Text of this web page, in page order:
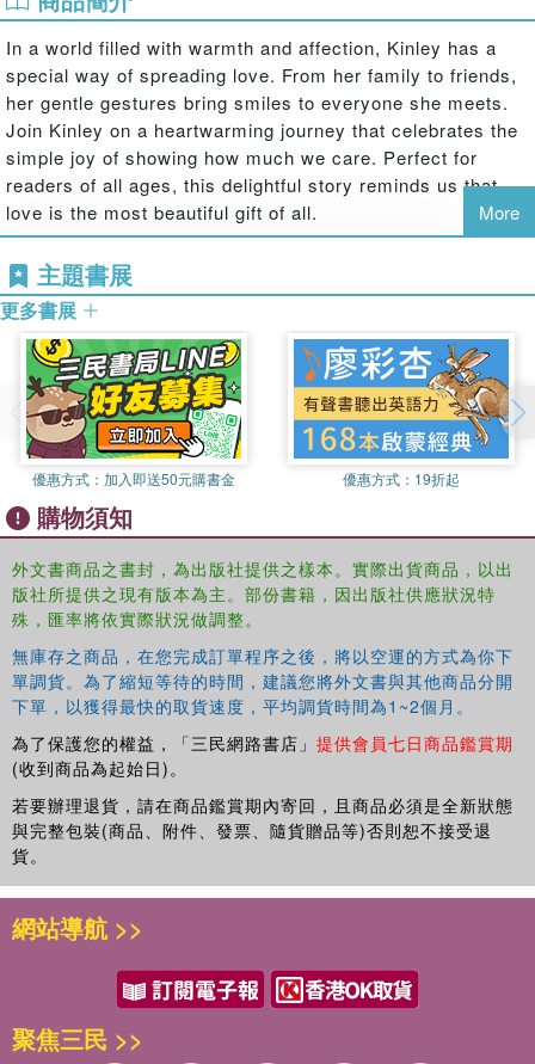
In a world filled with warmth and affection, Kinley has a
special way of spreading love. From her family to friends,
her gentle gestures bring smiles to everyone she meets.
Join Kinley on a heartwarming journey that celebrates the
simple joy of showing how much we care. Perfect for
readers of all ages, this delightful story reminds us that
love is the most beautiful gift of all.
More
主題書展
更多書展
優惠方式： 加入即送50元購書金 優惠方式： 19折起
購物須知
外文書商品之書封，為出版社提供之樣本。實際出貨商品，以出
版社所提供之現有版本為主。部份書籍，因出版社供應狀況特
殊，匯率將依實際狀況做調整。
無庫存之商品，在您完成訂單程序之後，將以空運的方式為你下
單調貨。為了縮短等待的時間，建議您將外文書與其他商品分開
下單，以獲得最快的取貨速度，平均調貨時間為1~2個月。
為了保護您的權益，「三民網路書店」 提供會員七日商品鑑賞期
(收到商品為起始日)。
若要辦理退貨，請在商品鑑賞期內寄回，且商品必須是全新狀態
與完整包裝(商品、附件、發票、隨貨贈品等)否則恕不接受退
貨。
網站導航 >>
聚焦三民 >>